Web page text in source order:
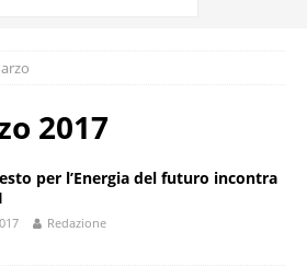
2017
per l’Energia del futuro incontra
Redazione